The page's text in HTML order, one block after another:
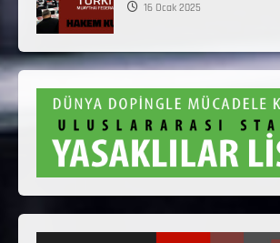
16 Ocak 2025